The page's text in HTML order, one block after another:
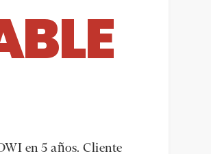
en 5 años. Cliente